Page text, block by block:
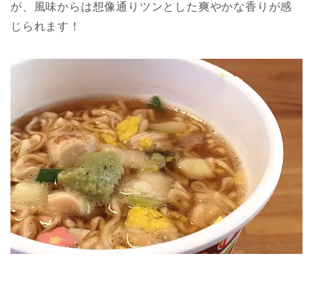
が、風味からは想像通りツンとした爽やかな香りが感
じられます！